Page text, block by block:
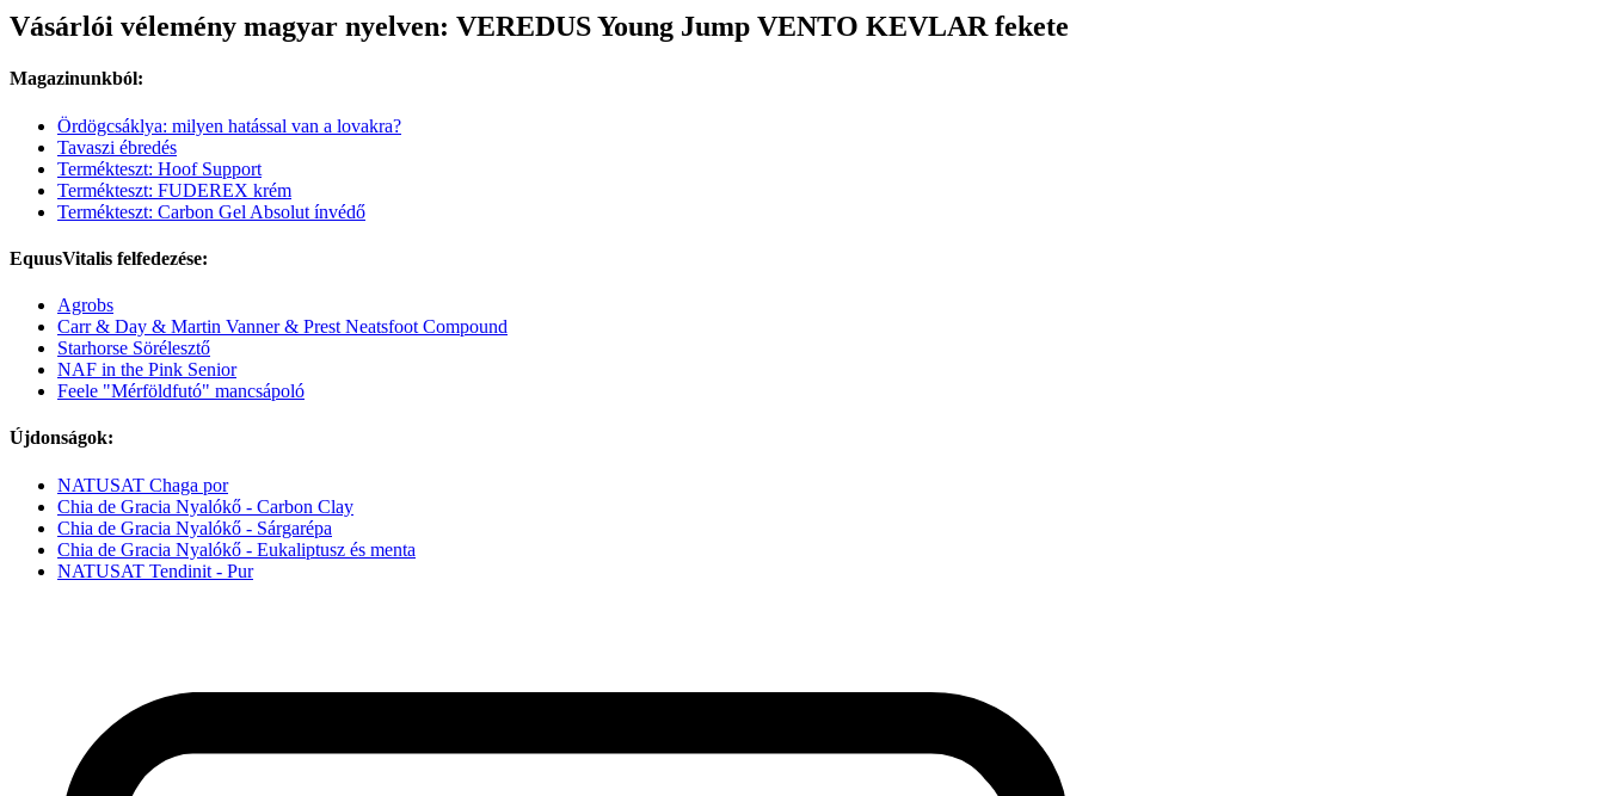
Vásárlói vélemény magyar nyelven: VEREDUS Young Jump VENTO KEVLAR fekete
Magazinunkból:
Ördögcsáklya: milyen hatással van a lovakra?
Tavaszi ébredés
Termékteszt: Hoof Support
Termékteszt: FUDEREX krém
Termékteszt: Carbon Gel Absolut ínvédő
EquusVitalis felfedezése:
Agrobs
Carr & Day & Martin Vanner & Prest Neatsfoot Compound
Starhorse Sörélesztő
NAF in the Pink Senior
Feele "Mérföldfutó" mancsápoló
Újdonságok:
NATUSAT Chaga por
Chia de Gracia Nyalókő - Carbon Clay
Chia de Gracia Nyalókő - Sárgarépa
Chia de Gracia Nyalókő - Eukaliptusz és menta
NATUSAT Tendinit - Pur